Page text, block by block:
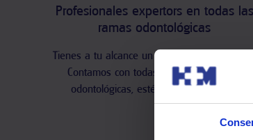
Profesionales expertors en todas las
ramas odontológicas
Tienes a tu alcance un servicio dental integral.
Contamos con todas las especialidades
odontológicas, estéticas y funcionales.